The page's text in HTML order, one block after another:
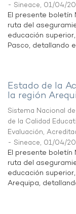
- Sineace, 01/04/
El presente boletín
ruta del
educación
Pasco, detallando
Estado de la
la región
Sistema Nacional
de la Calidad
Evaluación,
- Sineace, 01/04/
El presente boletín
ruta del
educación
Arequipa,